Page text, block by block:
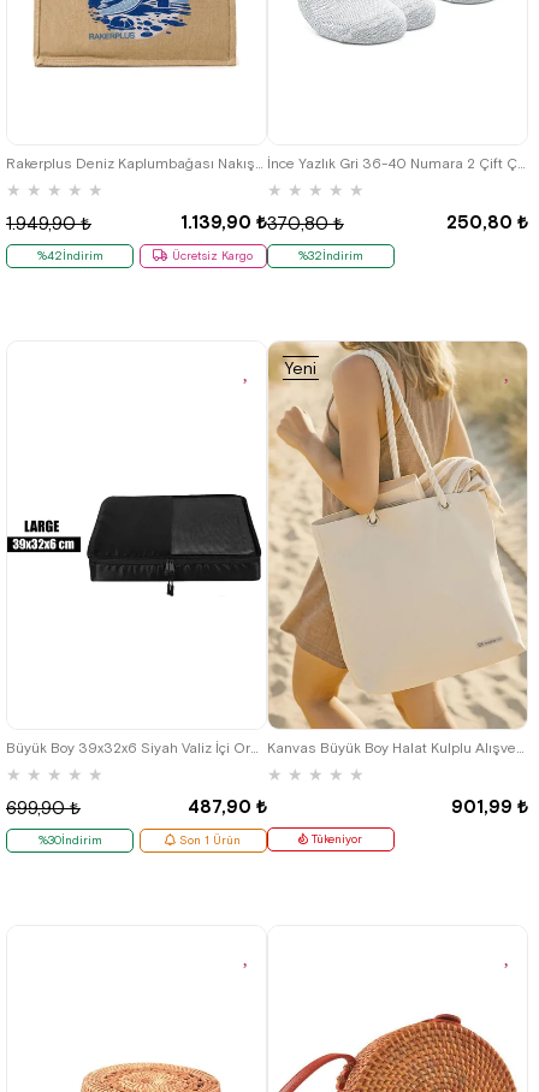
Rakerplus Deniz Kaplumbağası Nakışlı Jüt Alışveriş ve Plaj Çantası
★ ★ ★ ★ ★
1.139,90 ₺
1.949,90 ₺
%42İndirim Ücretsiz Kargo
İnce Yazlık Gri 36-40 Numara 2 Çift Çocuk Bilek Çorap
★ ★ ★ ★ ★
250,80 ₺
370,80 ₺
%32İndirim
Büyük Boy 39x32x6 Siyah Valiz İçi Organizer Çanta
★ ★ ★ ★ ★
487,90 ₺
699,90 ₺
%30İndirim Son 1 Ürün
Kanvas Büyük Boy Halat Kulplu Alışveriş Plaj Bebek Bakım Omuz Çantası
★ ★ ★ ★ ★
901,99 ₺
Yeni
Ürün
Tükeniyor